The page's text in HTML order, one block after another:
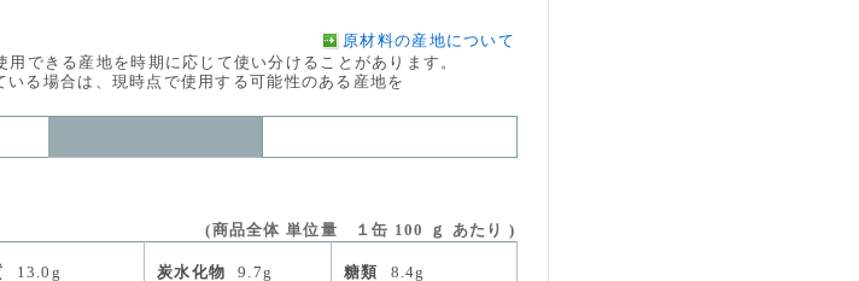
原材料の産地について
きる産地を時期に応じて使い分けることがあります。
場合は、現時点で使用する可能性のある産地を
(商品全体 単位量 １缶 100 ｇ あたり )
13.0g 炭水化物 9.7g 糖類 8.4g